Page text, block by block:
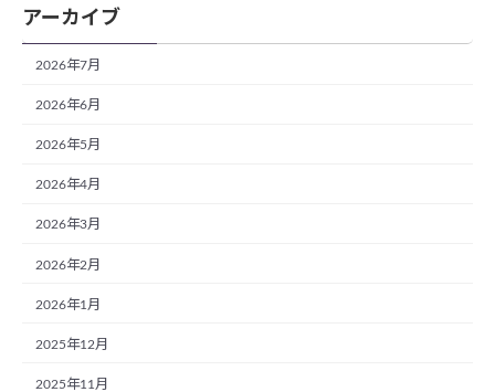
アーカイブ
2026年7月
2026年6月
2026年5月
2026年4月
2026年3月
2026年2月
2026年1月
2025年12月
2025年11月